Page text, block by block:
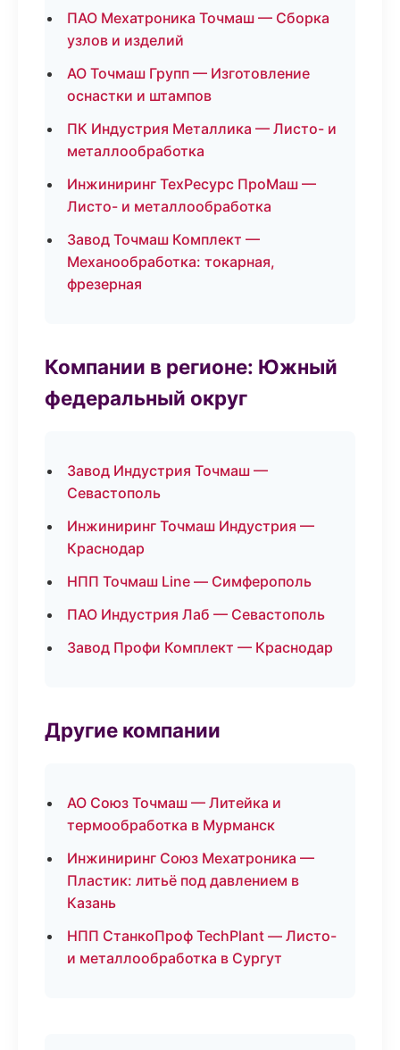
ПАО Мехатроника Точмаш — Сборка
узлов и изделий
АО Точмаш Групп — Изготовление
оснастки и штампов
ПК Индустрия Металлика — Листо- и
металлообработка
Инжиниринг ТехРесурс ПроМаш —
Листо- и металлообработка
Завод Точмаш Комплект —
Механообработка: токарная,
фрезерная
Компании в регионе: Южный
федеральный округ
Завод Индустрия Точмаш —
Севастополь
Инжиниринг Точмаш Индустрия —
Краснодар
НПП Точмаш Line — Симферополь
ПАО Индустрия Лаб — Севастополь
Завод Профи Комплект — Краснодар
Другие компании
АО Союз Точмаш — Литейка и
термообработка в Мурманск
Инжиниринг Союз Мехатроника —
Пластик: литьё под давлением в
Казань
НПП СтанкоПроф TechPlant — Листо-
и металлообработка в Сургут